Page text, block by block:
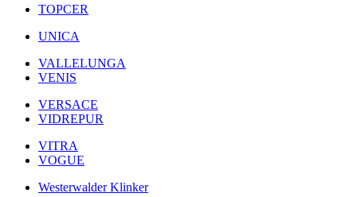
TOPCER
UNICA
VALLELUNGA
VENIS
VERSACE
VIDREPUR
VITRA
VOGUE
Westerwalder Klinker